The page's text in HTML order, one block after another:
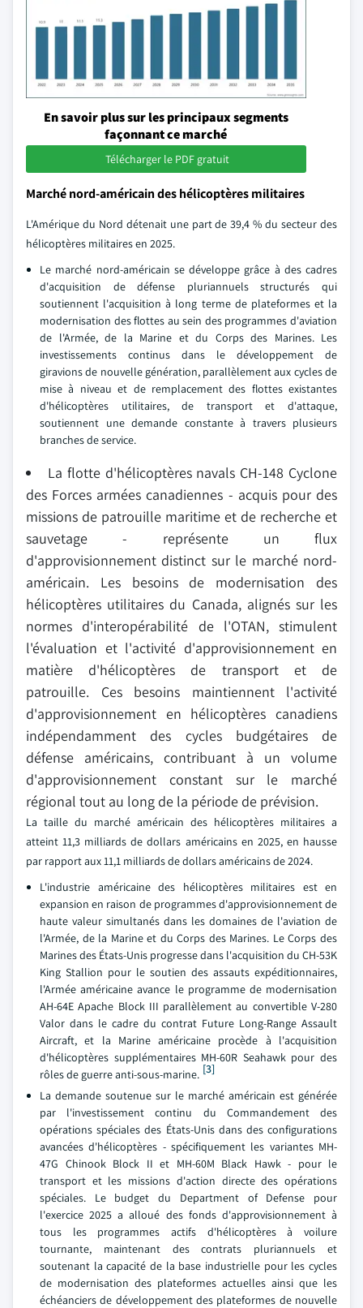
En savoir plus sur les principaux segments
façonnant ce marché
Télécharger le PDF gratuit
Marché nord-américain des hélicoptères militaires
L'Amérique du Nord détenait une part de 39,4 % du secteur des
hélicoptères militaires en 2025.
Le marché nord-américain se développe grâce à des cadres
d'acquisition de défense pluriannuels structurés qui
soutiennent l'acquisition à long terme de plateformes et la
modernisation des flottes au sein des programmes d'aviation
de l'Armée, de la Marine et du Corps des Marines. Les
investissements continus dans le développement de
giravions de nouvelle génération, parallèlement aux cycles de
mise à niveau et de remplacement des flottes existantes
d'hélicoptères utilitaires, de transport et d'attaque,
soutiennent une demande constante à travers plusieurs
branches de service.
La flotte d'hélicoptères navals CH-148 Cyclone
des Forces armées canadiennes - acquis pour des
missions de patrouille maritime et de recherche et
sauvetage - représente un flux
d'approvisionnement distinct sur le marché nord-
américain. Les besoins de modernisation des
hélicoptères utilitaires du Canada, alignés sur les
normes d'interopérabilité de l'OTAN, stimulent
l'évaluation et l'activité d'approvisionnement en
matière d'hélicoptères de transport et de
patrouille. Ces besoins maintiennent l'activité
d'approvisionnement en hélicoptères canadiens
indépendamment des cycles budgétaires de
défense américains, contribuant à un volume
d'approvisionnement constant sur le marché
régional tout au long de la période de prévision.
La taille du marché américain des hélicoptères militaires a
atteint 11,3 milliards de dollars américains en 2025, en hausse
par rapport aux 11,1 milliards de dollars américains de 2024.
L'industrie américaine des hélicoptères militaires est en
expansion en raison de programmes d'approvisionnement de
haute valeur simultanés dans les domaines de l'aviation de
l'Armée, de la Marine et du Corps des Marines. Le Corps des
Marines des États-Unis progresse dans l'acquisition du CH-53K
King Stallion pour le soutien des assauts expéditionnaires,
l'Armée américaine avance le programme de modernisation
AH-64E Apache Block III parallèlement au convertible V-280
Valor dans le cadre du contrat Future Long-Range Assault
Aircraft, et la Marine américaine procède à l'acquisition
d'hélicoptères supplémentaires MH-60R Seahawk pour des
rôles de guerre anti-sous-marine. [3]
La demande soutenue sur le marché américain est générée
par l'investissement continu du Commandement des
opérations spéciales des États-Unis dans des configurations
avancées d'hélicoptères - spécifiquement les variantes MH-
47G Chinook Block II et MH-60M Black Hawk - pour le
transport et les missions d'action directe des opérations
spéciales. Le budget du Department of Defense pour
l'exercice 2025 a alloué des fonds d'approvisionnement à
tous les programmes actifs d'hélicoptères à voilure
tournante, maintenant des contrats pluriannuels et
soutenant la capacité de la base industrielle pour les cycles
de modernisation des plateformes actuelles ainsi que les
échéanciers de développement des plateformes de nouvelle